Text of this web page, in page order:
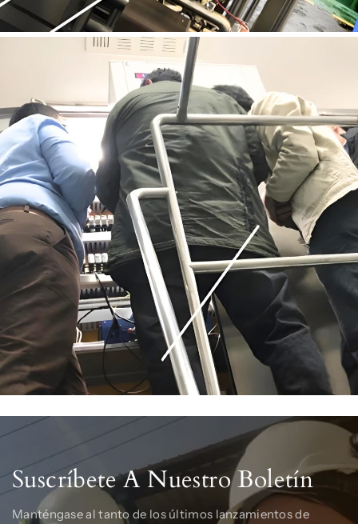
Suscríbete A Nuestro Boletín
Manténgase al tanto de los últimos lanzamientos de